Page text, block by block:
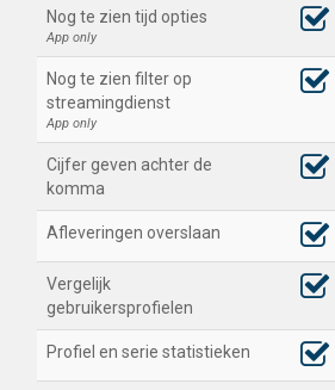
Nog te zien tijd opties
App only
Nog te zien filter op
streamingdienst
App only
Cijfer geven achter de
komma
Afleveringen overslaan
Vergelijk
gebruikersprofielen
Profiel en serie statistieken